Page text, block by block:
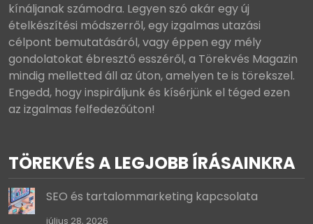
kínáljanak számodra. Legyen szó akár egy új
ételkészítési módszerről, egy izgalmas utazási
célpont bemutatásáról, vagy éppen egy mély
gondolatokat ébresztő esszéről, a Törekvés Magazin
mindig melletted áll az úton, amelyen te is törekszel.
Engedd, hogy inspiráljunk és kísérjünk el téged ezen
az izgalmas felfedezőúton!
TÖREKVÉS A LEGJOBB ÍRÁSAINKRA
SEO és tartalommarketing kapcsolata
július 28, 2026